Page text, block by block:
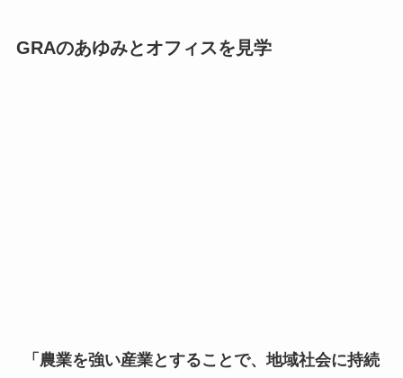
GRAのあゆみとオフィスを見学
「農業を強い産業とすることで、地域社会に持続